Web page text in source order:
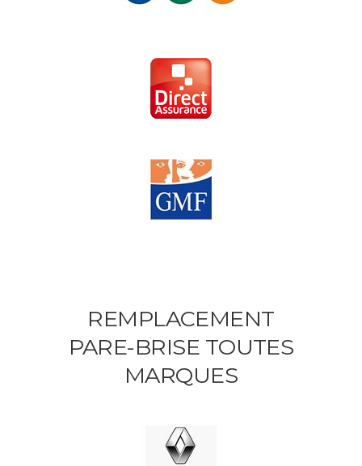
REMPLACEMENT
PARE-BRISE TOUTES
MARQUES